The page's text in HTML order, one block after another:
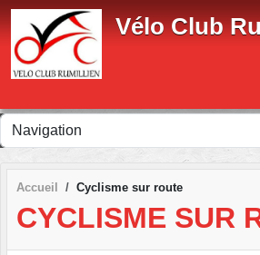
Vélo Club
Accueil Cyclisme sur route
CYCLISME SUR
Panneau de gestion des cookies